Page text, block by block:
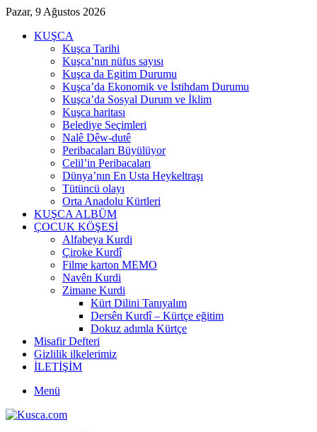
Pazar, 9 Ağustos 2026
KUŞCA
Kuşca Tarihi
Kuşca’nın nüfus sayısı
Kuşca da Egitim Durumu
Kuşca’da Ekonomik ve İstihdam Durumu
Kuşca’da Sosyal Durum ve İklim
Kuşca haritası
Belediye Seçimleri
Nalê Dêw-dutê
Peribacaları Büyülüyor
Celil’in Peribacaları
Dünya’nın En Usta Heykeltraşı
Tütüncü olayı
Orta Anadolu Kürtleri
KUŞCA ALBÜM
ÇOCUK KÖŞESİ
Alfabeya Kurdi
Çiroke Kurdî
Filme karton MEMO
Navên Kurdi
Zimane Kurdi
Kürt Dilini Tanıyalım
Dersên Kurdî – Kürtçe eğitim
Dokuz adımla Kürtçe
Misafir Defteri
Gizlilik ilkelerimiz
İLETİŞİM
Menü